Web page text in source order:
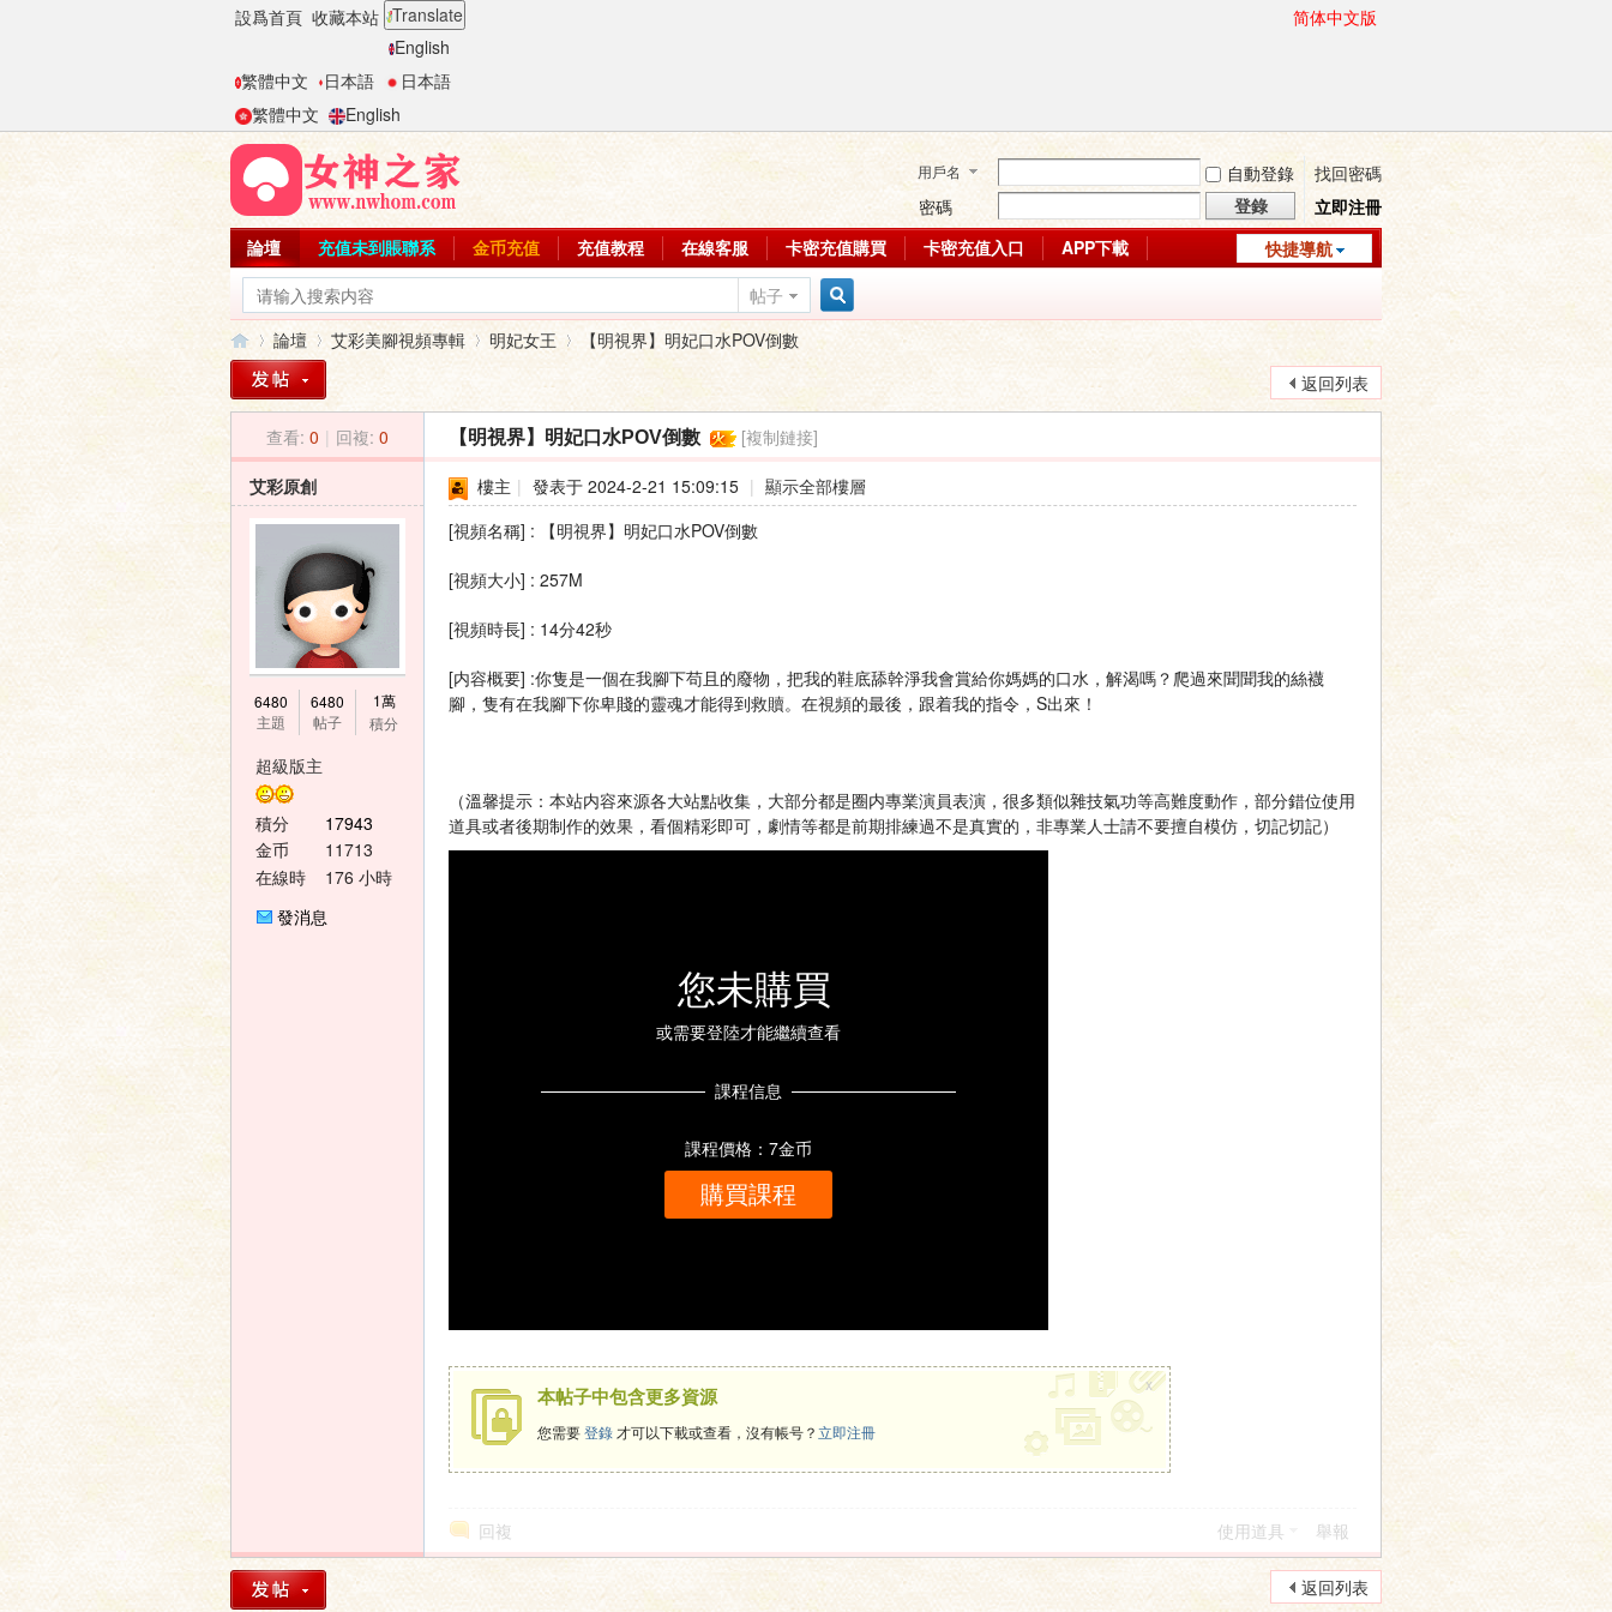
設爲首頁 收藏本站 Translate
English
繁體中文
日本語
日本語
繁體中文
English
简体中文版
用戶名 自動登錄
找回密碼
密碼
登錄
立即注冊
快捷導航
論壇 充值未到賬聯系 金币充值 充值教程 在線客服 卡密充值購買 卡密充值入口
APP下載
帖子
論壇
›
艾彩美腳視頻專輯
›
明妃女王
›
【明視界】明妃口水POV倒數
返回列表
查看: 0 | 回複: 0 【明視界】明妃口水POV倒數 [複制鏈接]
艾彩原創
6480
主題
6480
帖子
1萬
積分
超級版主
積分
17943
金币
11713
在線時
176 小時
發消息
樓主 | 發表于 2024-2-21 15:09:15 | 顯示全部樓層
[視頻名稱] : 【明視界】明妃口水POV倒數
[視頻大小] : 257M
[視頻時長] : 14分42秒
[内容概要] :你隻是一個在我腳下苟且的廢物，把我的鞋底舔幹淨我會賞給你媽媽的口水，解渴嗎？爬過來聞聞我的絲襪
腳，隻有在我腳下你卑賤的靈魂才能得到救贖。在視頻的最後，跟着我的指令，S出來！
（溫馨提示：本站内容來源各大站點收集，大部分都是圈内專業演員表演，很多類似雜技氣功等高難度動作，部分錯位使用
道具或者後期制作的效果，看個精彩即可，劇情等都是前期排練過不是真實的，非專業人士請不要擅自模仿，切記切記）
您未購買
或需要登陸才能繼續查看
課程信息
課程價格：7金币
購買課程
本帖子中包含更多資源
您需要登錄 才可以下載或查看，沒有帳号？立即注冊
x
回複 使用道具 舉報
返回列表